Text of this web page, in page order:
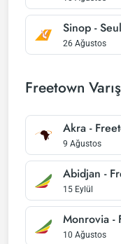
Sinop - Seul
26 Ağustos
Freetown
Akra -
9 Ağustos
Abidjan -
15 Eylül
Monrovia -
10 Ağustos